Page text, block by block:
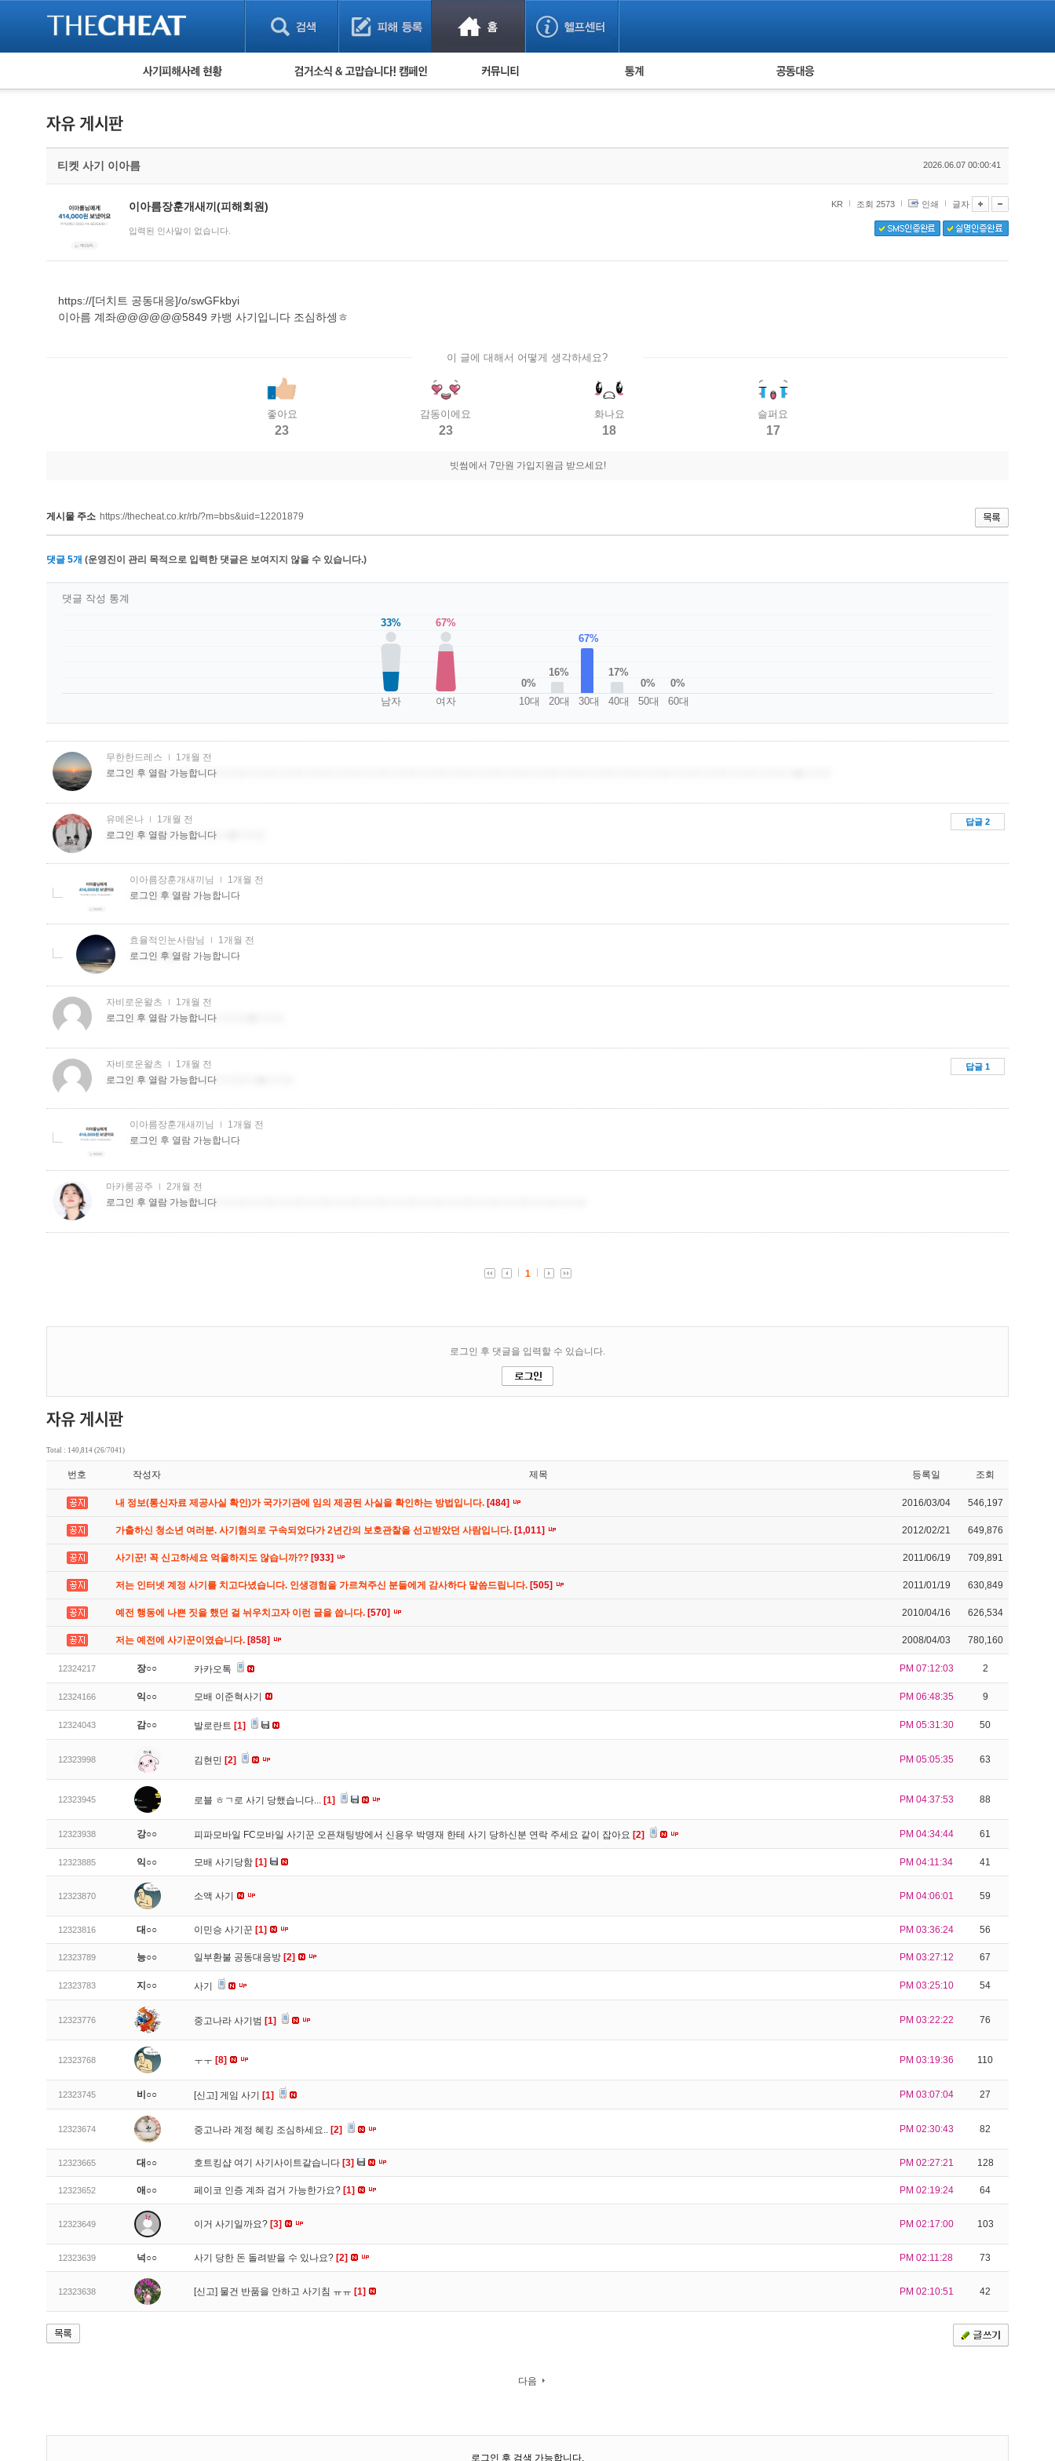
피해사례 현황
유해사이트 목록
비공개 피해사례
워킹홀리데이 피해사례
검거 소식 사기 예방했어요! 누적 피해사례 통계 피해자 공동대응
티켓 사기 이아름 2026.06.07 00:00:41
이아름장훈개새끼(피해회원)
입력된 인사말이 없습니다.
KR 조회 2573 인쇄 글자
https://[더치트 공동대응]/o/swGFkbyi
이아름 계좌@@@@@@5849 카뱅 사기입니다 조심하셍ㅎ
이 글에 대해서 어떻게 생각하세요?
좋아요
23
감동이에요
23
화나요
18
슬퍼요
17
빗썸에서 7만원 가입지원금 받으세요!
게시물 주소 https://thecheat.co.kr/rb/?m=bbs&uid=12201879
댓글 5개 (운영진이 관리 목적으로 입력한 댓글은 보여지지 않을 수 있습니다.)
33%
남자
67%
여자
0%
10대
16%
20대
67%
30대
17%
40대
0%
50대
0%
60대
댓글 작성 통계
Total : 140,814 (26/7041)
번호 작성자 제목 등록일 조회
내 정보(통신자료 제공사실 확인)가 국가기관에 임의 제공된 사실을 확인하는 방법입니다. [484] 2016/03/04 546,197
가출하신 청소년 여러분. 사기혐의로 구속되었다가 2년간의 보호관찰을 선고받았던 사람입니다. [1,011] 2012/02/21 649,876
사기꾼! 꼭 신고하세요 억울하지도 않습니까?? [933] 2011/06/19 709,891
저는 인터넷 계정 사기를 치고다녔습니다. 인생경험을 가르쳐주신 분들에게 감사하다 말씀드립니다. [505] 2011/01/19 630,849
예전 행동에 나쁜 짓을 했던 걸 뉘우치고자 이런 글을 씁니다. [570] 2010/04/16 626,534
저는 예전에 사기꾼이였습니다. [858] 2008/04/03 780,160
12324217 장○○ 카카오톡 PM 07:12:03 2
12324166 익○○ 모배 이준혁사기 PM 06:48:35 9
12324043 감○○ 발로란트 [1] PM 05:31:30 50
12323998 김현민 [2] PM 05:05:35 63
12323945 로블 ㅎㄱ로 사기 당했습니다... [1] PM 04:37:53 88
12323938 강○○ 피파모바일 FC모바일 사기꾼 오픈채팅방에서 신용우 박명재 한테 사기 당하신분 연락 주세요 같이 잡아요 [2] PM 04:34:44 61
12323885 익○○ 모배 사기당함 [1] PM 04:11:34 41
12323870 소액 사기 PM 04:06:01 59
12323816 대○○ 이민승 사기꾼 [1] PM 03:36:24 56
12323789 능○○ 일부환불 공동대응방 [2] PM 03:27:12 67
12323783 지○○ 사기 PM 03:25:10 54
12323776 중고나라 사기범 [1] PM 03:22:22 76
12323768 ㅜㅜ [8] PM 03:19:36 110
12323745 비○○ [신고] 게임 사기 [1] PM 03:07:04 27
12323674 중고나라 계정 혜킹 조심하세요.. [2] PM 02:30:43 82
12323665 대○○ 호트킹샵 여기 사기사이트같습니다 [3] PM 02:27:21 128
12323652 애○○ 페이코 인증 계좌 검거 가능한가요? [1] PM 02:19:24 64
12323649 이거 사기일까요? [3] PM 02:17:00 103
12323639 넉○○ 사기 당한 돈 돌려받을 수 있나요? [2] PM 02:11:28 73
12323638 [신고] 물건 반품을 안하고 사기침 ㅠㅠ [1] PM 02:10:51 42
다음
로그인 후 검색 가능합니다.